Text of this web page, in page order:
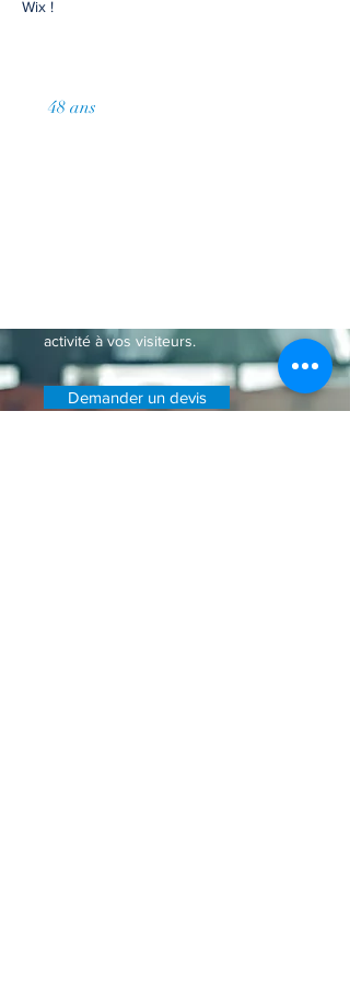
Wix !
48 ans
activité à vos visiteurs.
Demander un devis